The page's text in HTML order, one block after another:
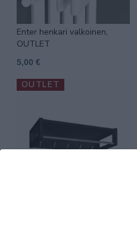
Enter henkari valkoinen,
OUTLET
5,00 €
OUTLET